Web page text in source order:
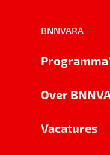
BNNVARA
Over
Vacatures